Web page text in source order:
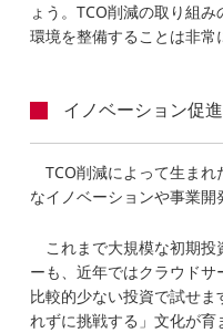
ょう。TCO削減の取り組
環境を整備することは非常
イノベーション促
TCO削減によって生ま
なイノベーションや事業開
これまで大規模な初期
ーも、近年ではクラウドサ
比較的少ない投資で試せ
れずに挑戦する」文化が